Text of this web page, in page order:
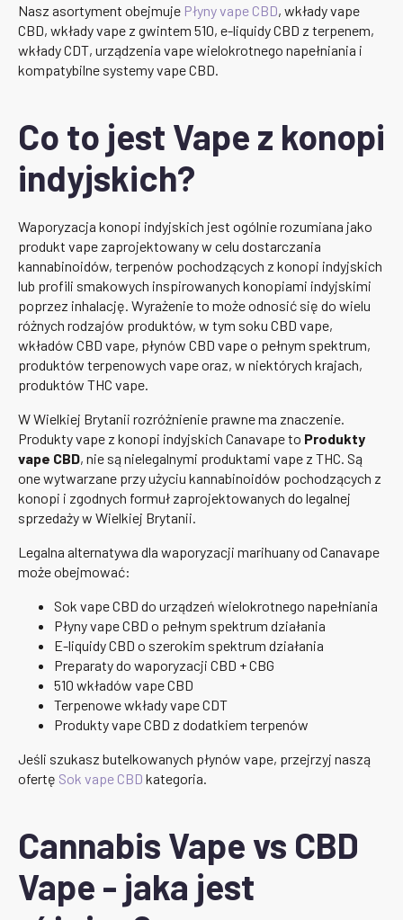
Nasz asortyment obejmuje Płyny vape CBD, wkłady vape
CBD, wkłady vape z gwintem 510, e-liquidy CBD z terpenem,
wkłady CDT, urządzenia vape wielokrotnego napełniania i
kompatybilne systemy vape CBD.
Co to jest Vape z konopi
indyjskich?
Waporyzacja konopi indyjskich jest ogólnie rozumiana jako
produkt vape zaprojektowany w celu dostarczania
kannabinoidów, terpenów pochodzących z konopi indyjskich
lub profili smakowych inspirowanych konopiami indyjskimi
poprzez inhalację. Wyrażenie to może odnosić się do wielu
różnych rodzajów produktów, w tym soku CBD vape,
wkładów CBD vape, płynów CBD vape o pełnym spektrum,
produktów terpenowych vape oraz, w niektórych krajach,
produktów THC vape.
W Wielkiej Brytanii rozróżnienie prawne ma znaczenie.
Produkty vape z konopi indyjskich Canavape to Produkty
vape CBD, nie są nielegalnymi produktami vape z THC. Są
one wytwarzane przy użyciu kannabinoidów pochodzących z
konopi i zgodnych formuł zaprojektowanych do legalnej
sprzedaży w Wielkiej Brytanii.
Legalna alternatywa dla waporyzacji marihuany od Canavape
może obejmować:
Sok vape CBD do urządzeń wielokrotnego napełniania
Płyny vape CBD o pełnym spektrum działania
E-liquidy CBD o szerokim spektrum działania
Preparaty do waporyzacji CBD + CBG
510 wkładów vape CBD
Terpenowe wkłady vape CDT
Produkty vape CBD z dodatkiem terpenów
Jeśli szukasz butelkowanych płynów vape, przejrzyj naszą
ofertę Sok vape CBD kategoria.
Cannabis Vape vs CBD
Vape - jaka jest